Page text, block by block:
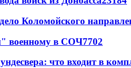
Коломойского
военному в СОЧ7702
что входит в